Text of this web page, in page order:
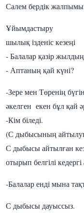
Салем бердік
Ұйымдастыру
шылық ізденіс кезеңі
- Балалар қазір жылдың
- Аптаның қай күні?
-Зере мен Төренің
әкелген екен бұл қай
-Кім біледі.
(С дыбысының
С дыбысы айтылған
отырып белгілі
-Балалар енді мына
С дыбысы дауыссыз.